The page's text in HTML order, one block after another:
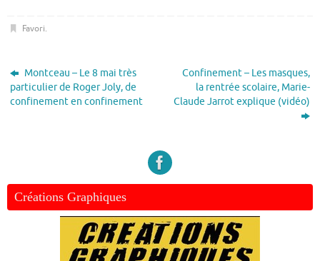
Favori.
Montceau – Le 8 mai très
particulier de Roger Joly, de
confinement en confinement
Confinement – Les masques,
la rentrée scolaire, Marie-
Claude Jarrot explique (vidéo)
Créations Graphiques